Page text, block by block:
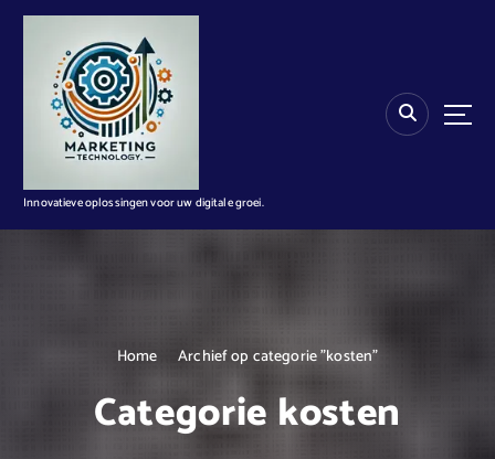
n
Innovatieve oplossingen voor uw digitale groei.
Home Archief op categorie "kosten"
Categorie kosten